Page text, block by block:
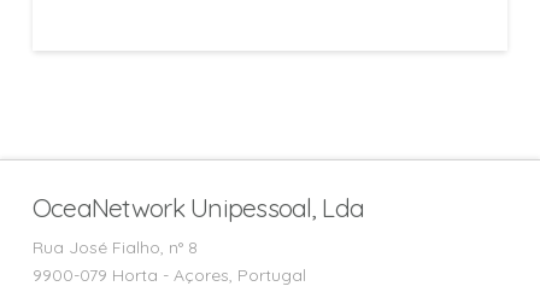
OceaNetwork Unipessoal, Lda
Rua José Fialho, n° 8
9900-079 Horta - Açores, Portugal